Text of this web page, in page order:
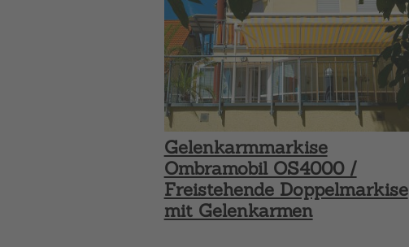
Gelenkarmmarkise
Ombramobil OS4000 /
Freistehende Doppelmarkise
mit Gelenkarmen